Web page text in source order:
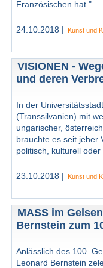
Französischen hat " ...
24.10.2018 | Kunst und
VISIONEN -
und deren
In der
(Transsilvanien) mit
ungarischer,
brauchte es seit jeher
politisch, kulturell oder
23.10.2018 | Kunst und
MASS im
Bernstein zum
Anlässlich des 100.
Leonard Bernstein